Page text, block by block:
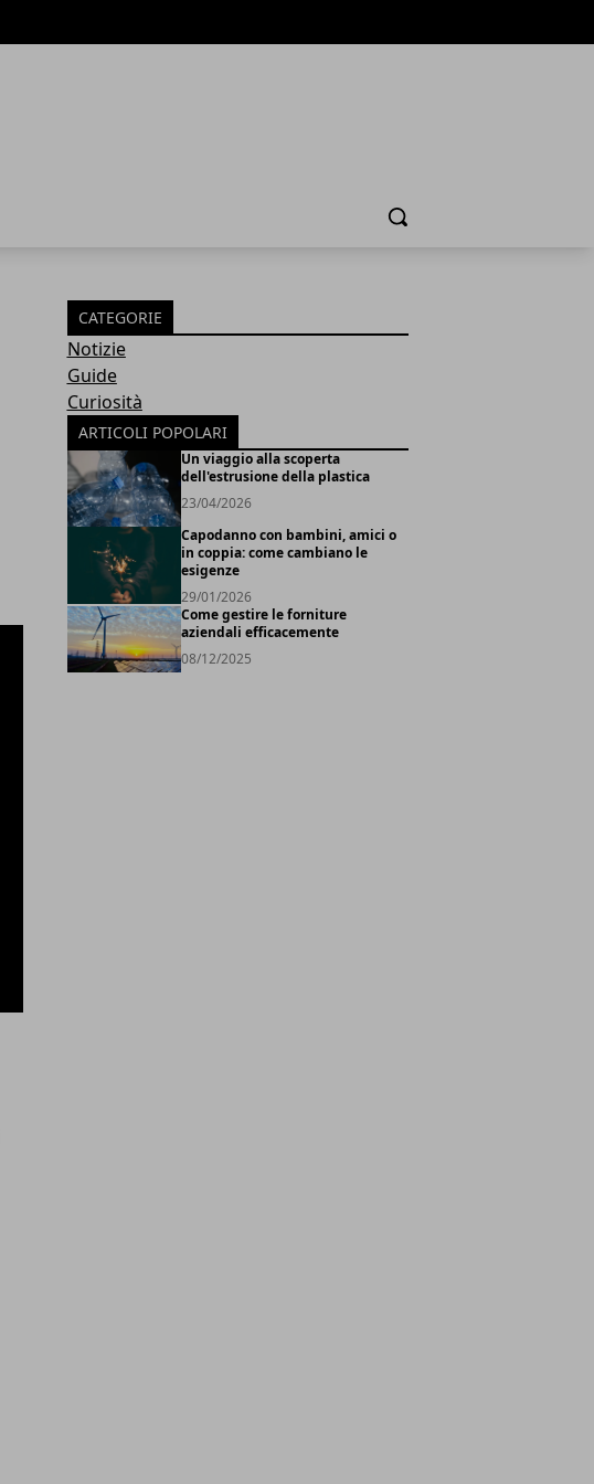
Cerca
CATEGORIE
Notizie
Guide
Curiosità
ARTICOLI POPOLARI
Un viaggio alla scoperta
dell'estrusione della plastica
23/04/2026
Capodanno con bambini, amici o
in coppia: come cambiano le
esigenze
29/01/2026
Come gestire le forniture
aziendali efficacemente
08/12/2025